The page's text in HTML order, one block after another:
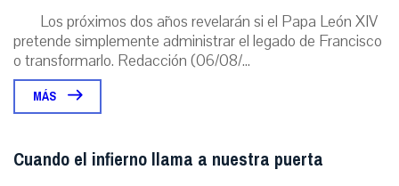
Los próximos dos años revelarán si el Papa León XIV
pretende simplemente administrar el legado de Francisco
o transformarlo. Redacción (06/08/...
MÁS
Cuando el infierno llama a nuestra puerta